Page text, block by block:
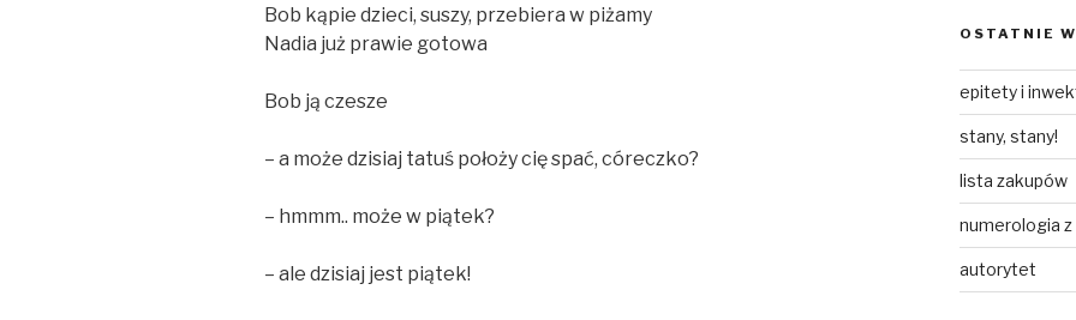
Bob kąpie dzieci, suszy, przebiera w piżamy
Nadia już prawie gotowa
Bob ją czesze
– a może dzisiaj tatuś położy cię spać, córeczko?
– hmmm.. może w piątek?
– ale dzisiaj jest piątek!
OSTATNIE
epitety i
stany, stany!
lista zakupów
numerologia z
autorytet